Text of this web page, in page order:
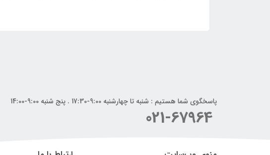
پاسخگوی شما هستیم : شنبه تا چهارشنبه 9:00-17:30 . پنج شنبه 9:00-14:00
021-67964